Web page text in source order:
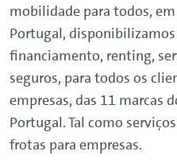
mobilidade para todos,
Portugal,
financiamento, renting,
seguros, para todos os
empresas, das 11 marcas
Portugal. Tal como
frotas para empresas.